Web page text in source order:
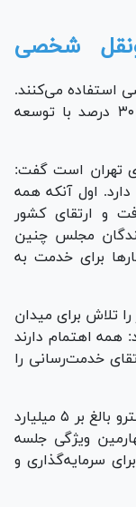
شخصی
شخصی استفاده می‌کنند.
تلاش ما رساندن این نسبت به کمتر از ۳۰ درصد با توسعه
تهران است گفت:
اول آنکه همه
و ارتقای کشور
مجلس چنین
برای خدمت به
تلاش برای میدان
اهتمام دارند
خدمت‌رسانی را
وی با تاکید بر اینکه احداث دو خط جدید مترو بالغ بر ۵ میلیارد
ویژگی جلسه
سرمایه‌گذاری و